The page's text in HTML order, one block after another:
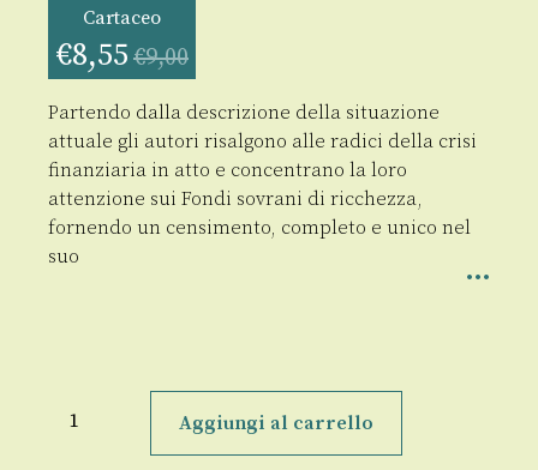
Cartaceo
€8,55 €9,00
Partendo dalla descrizione della situazione
attuale gli autori risalgono alle radici della crisi
finanziaria in atto e concentrano la loro
attenzione sui Fondi sovrani di ricchezza,
fornendo un censimento, completo e unico nel
suo
ritorno
Aggiungi al carrello